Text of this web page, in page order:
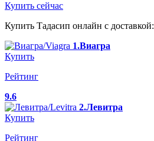
Купить сейчас
Купить Тадасип онлайн с доставкой:
1.Виагра
Купить
Рейтинг
9.6
2.Левитра
Купить
Рейтинг